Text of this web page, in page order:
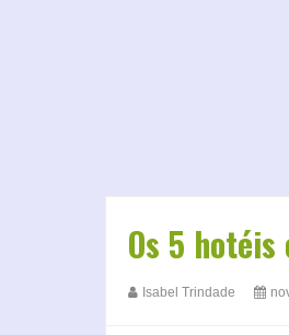
Os 5
Isabel Trindade